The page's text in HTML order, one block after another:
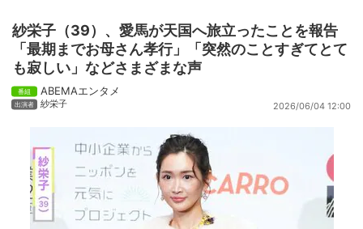
紗栄子（39）、愛馬が天国へ旅立ったことを報告
「最期までお母さん孝行」「突然のことすぎてとて
も寂しい」などさまざまな声
ABEMAエンタメ
紗栄子 2026/06/04 12:00